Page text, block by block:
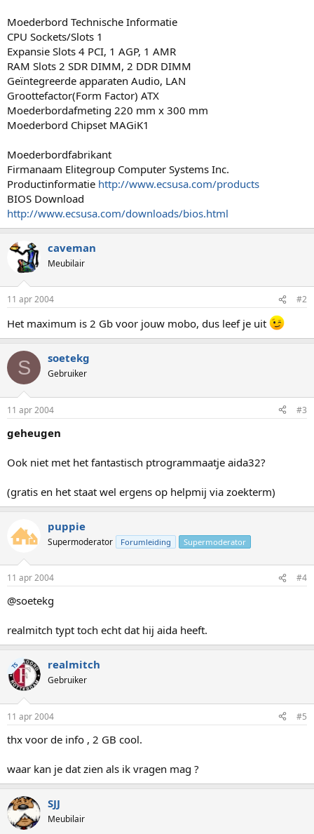
Moederbord Technische Informatie
CPU Sockets/Slots 1
Expansie Slots 4 PCI, 1 AGP, 1 AMR
RAM Slots 2 SDR DIMM, 2 DDR DIMM
Geïntegreerde apparaten Audio, LAN
Groottefactor(Form Factor) ATX
Moederbordafmeting 220 mm x 300 mm
Moederbord Chipset MAGiK1
Moederbordfabrikant
Firmanaam Elitegroup Computer Systems Inc.
Productinformatie http://www.ecsusa.com/products
BIOS Download
http://www.ecsusa.com/downloads/bios.html
caveman
Meubilair
11 apr 2004 #2
Het maximum is 2 Gb voor jouw mobo, dus leef je uit
S soetekg
Gebruiker
11 apr 2004 #3
geheugen
Ook niet met het fantastisch ptrogrammaatje aida32?
(gratis en het staat wel ergens op helpmij via zoekterm)
puppie
Supermoderator Forumleiding Supermoderator
11 apr 2004 #4
@soetekg
realmitch typt toch echt dat hij aida heeft.
TS realmitch
Gebruiker
11 apr 2004 #5
thx voor de info , 2 GB cool.
waar kan je dat zien als ik vragen mag ?
SJJ
Meubilair